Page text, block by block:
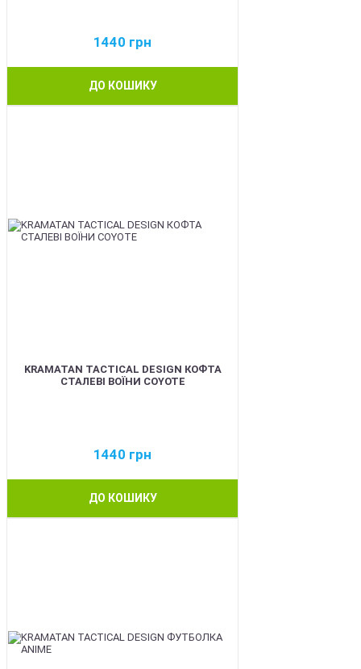
1440 грн
ДО КОШИКУ
KRAMATAN TACTICAL DESIGN КОФТА
СТАЛЕВІ ВОЇНИ COYOTE
1440 грн
ДО КОШИКУ